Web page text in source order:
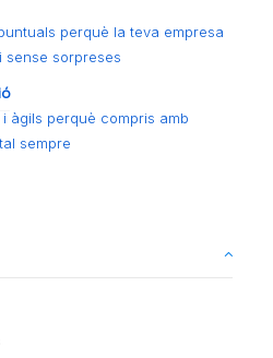
perquè la teva empresa
sense sorpreses
àgils perquè compris amb
sempre